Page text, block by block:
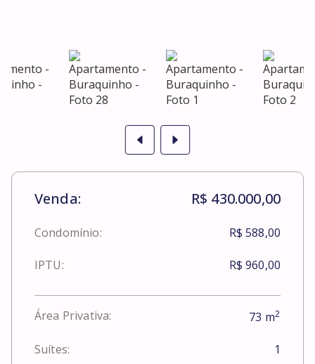
Venda: R$ 430.000,00
Condomínio: R$ 588,00
IPTU: R$ 960,00
Área Privativa: 73 m2
Suítes: 1